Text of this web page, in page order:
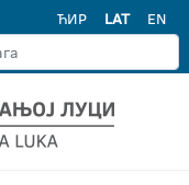
ЋИР LAT EN